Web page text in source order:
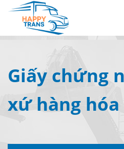
Skip
content
Giấy chứng
xứ hàng hóa